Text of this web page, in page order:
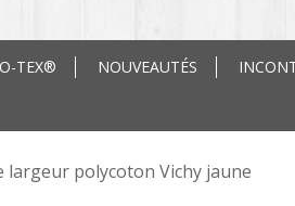
TEX® NOUVEAUTÉS
polycoton Vichy jaune